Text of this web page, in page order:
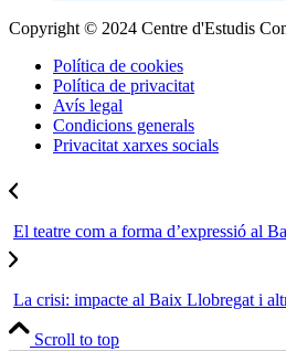
Copyright © 2024 Centre d'Estudis
Política de cookies
Política de privacitat
Avís legal
Condicions generals
Privacitat xarxes socials
El teatre com a forma d’expressió al
La crisi: impacte al Baix Llobregat i
Scroll to top